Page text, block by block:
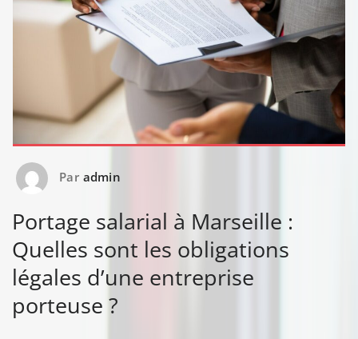
Par admin
Portage salarial à Marseille :
Quelles sont les obligations
légales d’une entreprise
porteuse ?